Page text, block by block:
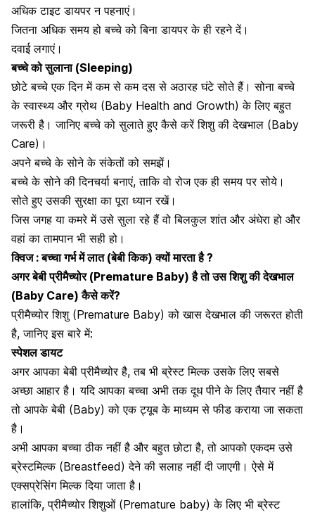
अधिक टाइट डायपर न पहनाएं।
जितना अधिक समय हो बच्चे को बिना डायपर के ही रहने दें।
दवाई लगाएं।
बच्चे को सुलाना (Sleeping)
छोटे बच्चे एक दिन में कम से कम दस से अठारह घंटे सोते हैं। सोना बच्चे
के स्वास्थ्य और ग्रोथ (Baby Health and Growth) के लिए बहुत
जरूरी है। जानिए बच्चे को सुलाते हुए कैसे करें शिशु की देखभाल (Baby
Care)।
अपने बच्चे के सोने के संकेतों को समझें।
बच्चे के सोने की दिनचर्या बनाएं, ताकि वो रोज एक ही समय पर सोये।
सोते हुए उसकीसुरक्षा का पूरा ध्यान रखें।
जिस जगह या कमरे में उसे सुला रहे हैं वो बिलकुल शांत और अंधेरा हो और
वहां का तामपान भी सही हो।
क्विज : बच्चा गर्भ में लात (बेबी किक) क्यों मारता है ?
अगर बेबी प्रीमैच्योर (Premature Baby) है तो उस शिशु की देखभाल
(Baby Care) कैसे करें?
प्रीमैच्योर शिशु (Premature Baby) को खास देखभाल की जरूरत होती
है, जानिए इस बारे में:
स्पेशल डायट
अगर आपका बेबी प्रीमैच्योर है, तब भीब्रेस्ट मिल्क उसके लिए सबसे
अच्छा आहार है। यदि आपका बच्चा अभी तक दूध पीने के लिए तैयार नहीं है
तो आपके बेबी (Baby) को एक ट्यूब के माध्यम से फीड कराया जा सकता
है।
अभी आपका बच्चा ठीक नहीं है और बहुत छोटा है, तो आपको एकदम उसे
ब्रेस्टमिल्क (Breastfeed) देने की सलाह नहीं दी जाएगी। ऐसे में
एक्सप्रेसिंग मिल्क दिया जाता है।
हालांकि,प्रीमैच्योर शिशुओं (Premature baby) के लिए भी ब्रेस्ट